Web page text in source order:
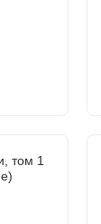
том 1